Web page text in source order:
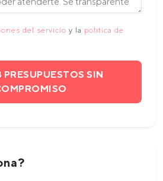
del servicio y la política de
PRESUPUESTOS SIN